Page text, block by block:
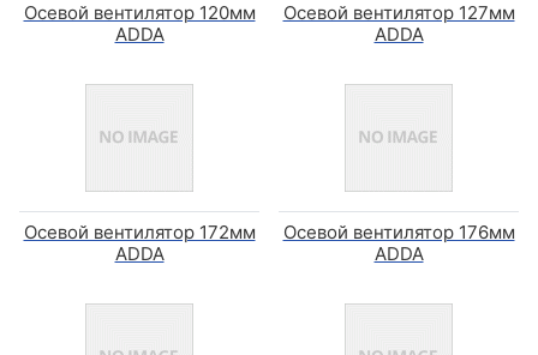
Осевой вентилятор 120мм
ADDA
Осевой вентилятор 127мм
ADDA
Осевой вентилятор 172мм
ADDA
Осевой вентилятор 176мм
ADDA